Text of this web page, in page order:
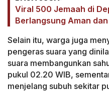
Viral 500 Jemaah di
Berlangsung Aman
Selain itu, warga juga
pengeras suara yang
suara membangunkan
pukul 02.20 WIB,
menjelang subuh sekitar